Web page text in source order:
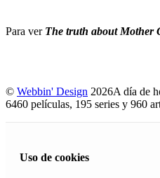
Para ver The truth about Mother
© Webbin' Design 2026A día de
6460 películas, 195 series y 960
Uso de cookies